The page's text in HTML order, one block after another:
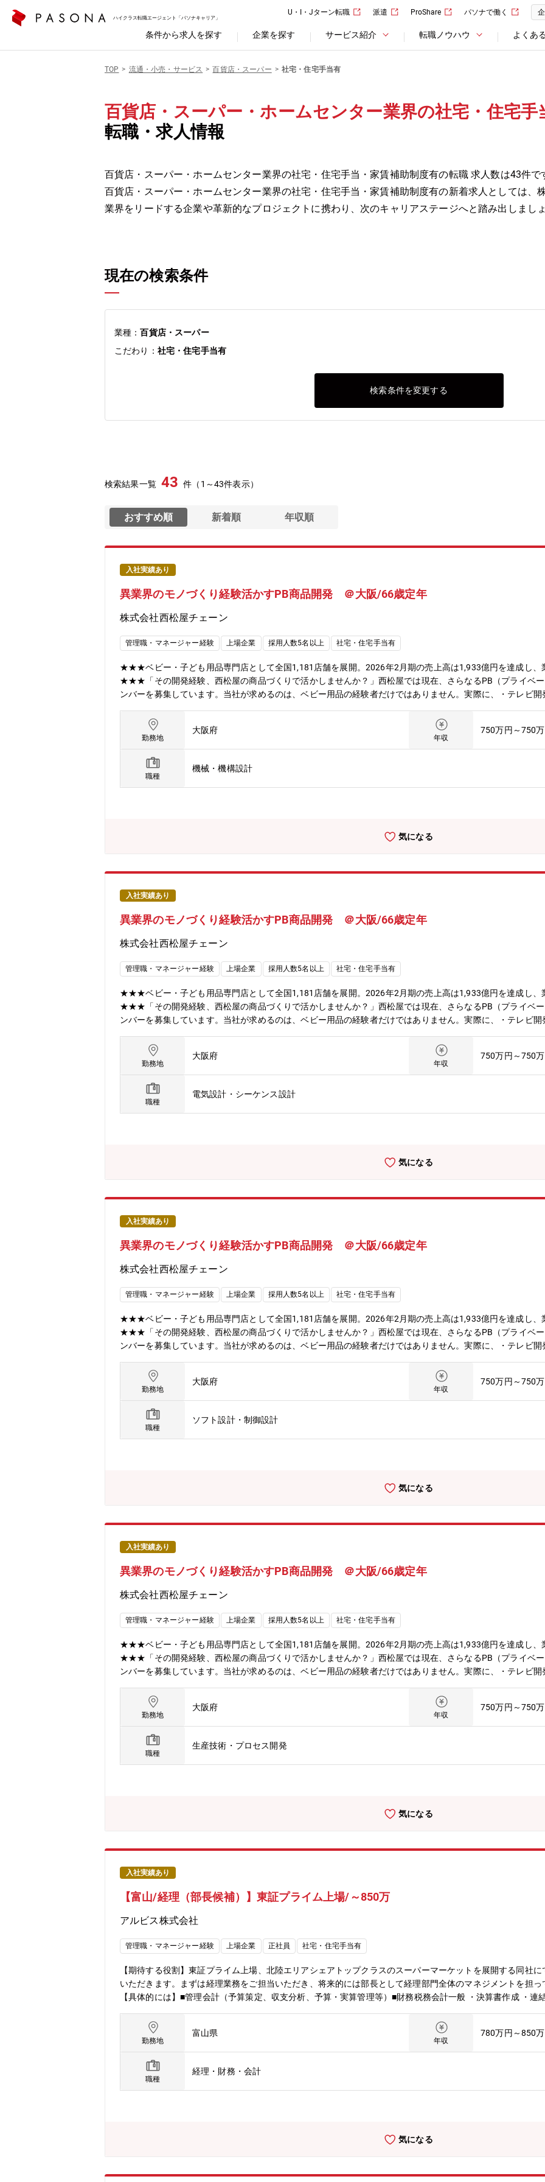
ハイクラス転職エージェント「パソナキャリア」
U・I・Jターン転職 派遣 ProShare パソナで働く
条件から求人を探す 企業を探す サービス紹介 転職ノウハウ よくあ
TOP 流通・小売・サービス 百貨店・スーパー 社宅・住宅手当有
百貨店・スーパー・ホームセンター業界の社宅・住宅手
転職・求人情報
百貨店・スーパー・ホームセンター業界の社宅・住宅手当・家賃補助制度有の転職 求人数は43件で
百貨店・スーパー・ホームセンター業界の社宅・住宅手当・家賃補助制度有の新着求人としては、
業界をリードする企業や革新的なプロジェクトに携わり、次のキャリアステージへと踏み出しましょ
現在の検索条件
業種：百貨店・スーパー
こだわり： 社宅・住宅手当有
検索条件を変更する
検索結果一覧 43 件（1～43件表示）
おすすめ順 新着順 年収順
入社実績あり
異業界のモノづくり経験活かすPB商品開発 ＠大阪/66歳定年
株式会社西松屋チェーン
管理職・マネージャー経験 上場企業 採用人数5名以上 社宅・住宅手当有
★★★ベビー・子ども用品専門店として全国1,181店舗を展開。2026年2月期の売上高は1,933億円を達成し、
★★★「その開発経験、西松屋の商品づくりで活かしませんか？」西松屋では現在、さらなるPB（プライベ
ンバーを募集しています。当社が求めるのは、ベビー用品の経験者だけではありません。実際に、・テレビ開
カーで培った「品質へのこだわり」「モノづくりの視点」「改善力」を、西松屋の商品開発に活かしてくださ
さらなる向上を目指し、プライベートブランド（PB）商品の開発を強化しています。全国1,181店舗を展開す
全な商品を、適正な価格で提供し続けることが重要なミッションです。その実現に向けて、メーカーや商社
理、商品開発などの専門知識を持つ方をお迎えし、PB商品の企画・開発体制をさらに強化したいと考えてい
屋のPB商品の開発業務をしてくれる方を募集します。メーカー・商社で得たモノ作りのノウハウを当社のPB
います。【具体的には】PB商品の企画、サンプル・仕様書の作成 、品質・コスト・生産量・納期の計画・管
す。自店はもちろん競争他社の価格品ぞろえの調査や、生産している海外工場への出張なども必要に応じて
品部への配属となります。異業界出身者の育成実績が豊富なため、安心してスタートできる環境です。【組
ます。自分が企画した商品が全国の店舗に並び、お客様に手に取っていただけることが大きなやりがいです。
追求する面白さを実感しています。■ 大手OA機器メーカー出身（開発職）メーカー時代はエンドユーザーの反
に店頭に並ぶ」「多くのご家族の生活に貢献できる」「自分の作った商品を家族や孫に誇れる」そんな喜びを
ンの魅力】■66歳まで就業ができる環境役職定年が無く、成果を出していただいた場合は60台でもキャリア
年未満で役員クラスになられた実績もございます■ご自宅の近くの西松屋店舗で就業可能関西在住の方は、ご
可能。新大阪本部への出社は必要に応じて発生します。■休暇が取りやすい環境年末年始等、状況に合わせて
充実単身寮(借上げ)：自己負担【0円/月】社宅(借上げ)：自己負担【25,500円/月】
勤務地
大阪府
年収
750万円～750
職種
機械・機構設計
気になる
入社実績あり
異業界のモノづくり経験活かすPB商品開発 ＠大阪/66歳定年
株式会社西松屋チェーン
管理職・マネージャー経験 上場企業 採用人数5名以上 社宅・住宅手当有
★★★ベビー・子ども用品専門店として全国1,181店舗を展開。2026年2月期の売上高は1,933億円を達成し、
★★★「その開発経験、西松屋の商品づくりで活かしませんか？」西松屋では現在、さらなるPB（プライベ
ンバーを募集しています。当社が求めるのは、ベビー用品の経験者だけではありません。実際に、・テレビ開
カーで培った「品質へのこだわり」「モノづくりの視点」「改善力」を、西松屋の商品開発に活かしてくださ
さらなる向上を目指し、プライベートブランド（PB）商品の開発を強化しています。全国1,181店舗を展開す
全な商品を、適正な価格で提供し続けることが重要なミッションです。その実現に向けて、メーカーや商社
理、商品開発などの専門知識を持つ方をお迎えし、PB商品の企画・開発体制をさらに強化したいと考えてい
屋のPB商品の開発業務をしてくれる方を募集します。メーカー・商社で得たモノ作りのノウハウを当社のPB
います。【具体的には】PB商品の企画、サンプル・仕様書の作成 、品質・コスト・生産量・納期の計画・管
す。自店はもちろん競争他社の価格品ぞろえの調査や、生産している海外工場への出張なども必要に応じて
品部への配属となります。異業界出身者の育成実績が豊富なため、安心してスタートできる環境です。【組
ます。自分が企画した商品が全国の店舗に並び、お客様に手に取っていただけることが大きなやりがいです。
追求する面白さを実感しています。■ 大手OA機器メーカー出身（開発職）メーカー時代はエンドユーザーの反
に店頭に並ぶ」「多くのご家族の生活に貢献できる」「自分の作った商品を家族や孫に誇れる」そんな喜びを
ンの魅力】■66歳まで就業ができる環境役職定年が無く、成果を出していただいた場合は60台でもキャリア
年未満で役員クラスになられた実績もございます■ご自宅の近くの西松屋店舗で就業可能関西在住の方は、ご
可能。新大阪本部への出社は必要に応じて発生します。■休暇が取りやすい環境年末年始等、状況に合わせて
充実単身寮(借上げ)：自己負担【0円/月】社宅(借上げ)：自己負担【25,500円/月】
勤務地
大阪府
年収
750万円～750
職種
電気設計・シーケンス設計
気になる
入社実績あり
異業界のモノづくり経験活かすPB商品開発 ＠大阪/66歳定年
株式会社西松屋チェーン
管理職・マネージャー経験 上場企業 採用人数5名以上 社宅・住宅手当有
★★★ベビー・子ども用品専門店として全国1,181店舗を展開。2026年2月期の売上高は1,933億円を達成し、
★★★「その開発経験、西松屋の商品づくりで活かしませんか？」西松屋では現在、さらなるPB（プライベ
ンバーを募集しています。当社が求めるのは、ベビー用品の経験者だけではありません。実際に、・テレビ開
カーで培った「品質へのこだわり」「モノづくりの視点」「改善力」を、西松屋の商品開発に活かしてくださ
さらなる向上を目指し、プライベートブランド（PB）商品の開発を強化しています。全国1,181店舗を展開す
全な商品を、適正な価格で提供し続けることが重要なミッションです。その実現に向けて、メーカーや商社
理、商品開発などの専門知識を持つ方をお迎えし、PB商品の企画・開発体制をさらに強化したいと考えてい
屋のPB商品の開発業務をしてくれる方を募集します。メーカー・商社で得たモノ作りのノウハウを当社のPB
います。【具体的には】PB商品の企画、サンプル・仕様書の作成 、品質・コスト・生産量・納期の計画・管
す。自店はもちろん競争他社の価格品ぞろえの調査や、生産している海外工場への出張なども必要に応じて
品部への配属となります。異業界出身者の育成実績が豊富なため、安心してスタートできる環境です。【組
ます。自分が企画した商品が全国の店舗に並び、お客様に手に取っていただけることが大きなやりがいです。
追求する面白さを実感しています。■ 大手OA機器メーカー出身（開発職）メーカー時代はエンドユーザーの反
に店頭に並ぶ」「多くのご家族の生活に貢献できる」「自分の作った商品を家族や孫に誇れる」そんな喜びを
ンの魅力】■66歳まで就業ができる環境役職定年が無く、成果を出していただいた場合は60台でもキャリア
年未満で役員クラスになられた実績もございます■ご自宅の近くの西松屋店舗で就業可能関西在住の方は、ご
可能。新大阪本部への出社は必要に応じて発生します。■休暇が取りやすい環境年末年始等、状況に合わせて
充実単身寮(借上げ)：自己負担【0円/月】社宅(借上げ)：自己負担【25,500円/月】
勤務地
大阪府
年収
750万円～750
職種
ソフト設計・制御設計
気になる
入社実績あり
異業界のモノづくり経験活かすPB商品開発 ＠大阪/66歳定年
株式会社西松屋チェーン
管理職・マネージャー経験 上場企業 採用人数5名以上 社宅・住宅手当有
★★★ベビー・子ども用品専門店として全国1,181店舗を展開。2026年2月期の売上高は1,933億円を達成し、
★★★「その開発経験、西松屋の商品づくりで活かしませんか？」西松屋では現在、さらなるPB（プライベ
ンバーを募集しています。当社が求めるのは、ベビー用品の経験者だけではありません。実際に、・テレビ開
カーで培った「品質へのこだわり」「モノづくりの視点」「改善力」を、西松屋の商品開発に活かしてくださ
さらなる向上を目指し、プライベートブランド（PB）商品の開発を強化しています。全国1,181店舗を展開す
全な商品を、適正な価格で提供し続けることが重要なミッションです。その実現に向けて、メーカーや商社
理、商品開発などの専門知識を持つ方をお迎えし、PB商品の企画・開発体制をさらに強化したいと考えてい
屋のPB商品の開発業務をしてくれる方を募集します。メーカー・商社で得たモノ作りのノウハウを当社のPB
います。【具体的には】PB商品の企画、サンプル・仕様書の作成 、品質・コスト・生産量・納期の計画・管
す。自店はもちろん競争他社の価格品ぞろえの調査や、生産している海外工場への出張なども必要に応じて
品部への配属となります。異業界出身者の育成実績が豊富なため、安心してスタートできる環境です。【組
ます。自分が企画した商品が全国の店舗に並び、お客様に手に取っていただけることが大きなやりがいです。
追求する面白さを実感しています。■ 大手OA機器メーカー出身（開発職）メーカー時代はエンドユーザーの
に店頭に並ぶ」「多くのご家族の生活に貢献できる」「自分の作った商品を家族や孫に誇れる」そんな喜びを
ンの魅力】■66歳まで就業ができる環境役職定年が無く、成果を出していただいた場合は60台でもキャリア
年未満で役員クラスになられた実績もございます■ご自宅の近くの西松屋店舗で就業可能関西在住の方は、ご
可能。新大阪本部への出社は必要に応じて発生します。■休暇が取りやすい環境年末年始等、状況に合わせて
充実単身寮(借上げ)：自己負担【0円/月】社宅(借上げ)：自己負担【25,500円/月】
勤務地
大阪府
年収
750万円～750
職種
生産技術・プロセス開発
気になる
入社実績あり
【富山/経理（部長候補）】東証プライム上場/～850万
アルビス株式会社
管理職・マネージャー経験 上場企業 正社員 社宅・住宅手当有
【期待する役割】東証プライム上場、北陸エリアシェアトップクラスのスーパーマーケットを展開する同社
いただきます。まずは経理業務をご担当いただき、将来的には部長として経理部門全体のマネジメントを担っ
【具体的には】■管理会計（予算策定、収支分析、予算・実算管理等）■財務税務会計一般 ・決算書作成 ・連
ーケット事業を展開！・東証プライム上場企業で現在中部エリアに継続的な出店を計画し事業拡大！・健康食
取り組んでおります！
勤務地
富山県
年収
780万円～850
職種
経理・財務・会計
気になる